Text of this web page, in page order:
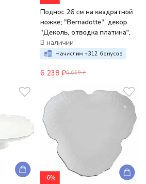
Поднос 26 см на квадратной
ножке; "Bernadotte", декор
"Деколь, отводка платина",
В наличии
Начислим +312 бонусов
6 238 ₽6 669 ₽
-6%